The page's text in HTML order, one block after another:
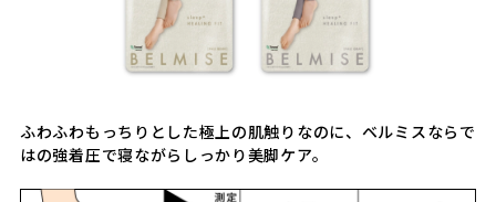
ふわふわもっちりとした極上の肌触りなのに、ベルミスならで
はの強着圧で寝ながらしっかり美脚ケア。